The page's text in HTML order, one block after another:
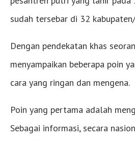
sudah tersebar di 32
Dengan pendekatan khas
menyampaikan beberapa poin
cara yang ringan dan mengena.
Poin yang pertama adalah
Sebagai informasi, secara